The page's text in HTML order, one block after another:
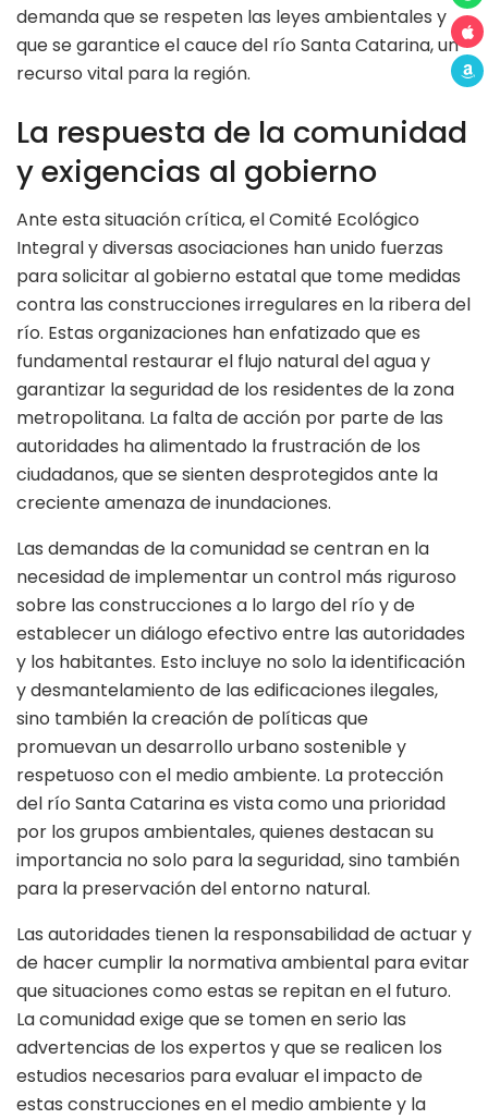
demanda que se respeten las leyes ambientales y
que se garantice el cauce del río Santa Catarina, un
recurso vital para la región.
La respuesta de la comunidad
y exigencias al gobierno
Ante esta situación crítica, el Comité Ecológico
Integral y diversas asociaciones han unido fuerzas
para solicitar al gobierno estatal que tome medidas
contra las construcciones irregulares en la ribera del
río. Estas organizaciones han enfatizado que es
fundamental restaurar el flujo natural del agua y
garantizar la seguridad de los residentes de la zona
metropolitana. La falta de acción por parte de las
autoridades ha alimentado la frustración de los
ciudadanos, que se sienten desprotegidos ante la
creciente amenaza de inundaciones.
Las demandas de la comunidad se centran en la
necesidad de implementar un control más riguroso
sobre las construcciones a lo largo del río y de
establecer un diálogo efectivo entre las autoridades
y los habitantes. Esto incluye no solo la identificación
y desmantelamiento de las edificaciones ilegales,
sino también la creación de políticas que
promuevan un desarrollo urbano sostenible y
respetuoso con el medio ambiente. La protección
del río Santa Catarina es vista como una prioridad
por los grupos ambientales, quienes destacan su
importancia no solo para la seguridad, sino también
para la preservación del entorno natural.
Las autoridades tienen la responsabilidad de actuar y
de hacer cumplir la normativa ambiental para evitar
que situaciones como estas se repitan en el futuro.
La comunidad exige que se tomen en serio las
advertencias de los expertos y que se realicen los
estudios necesarios para evaluar el impacto de
estas construcciones en el medio ambiente y la